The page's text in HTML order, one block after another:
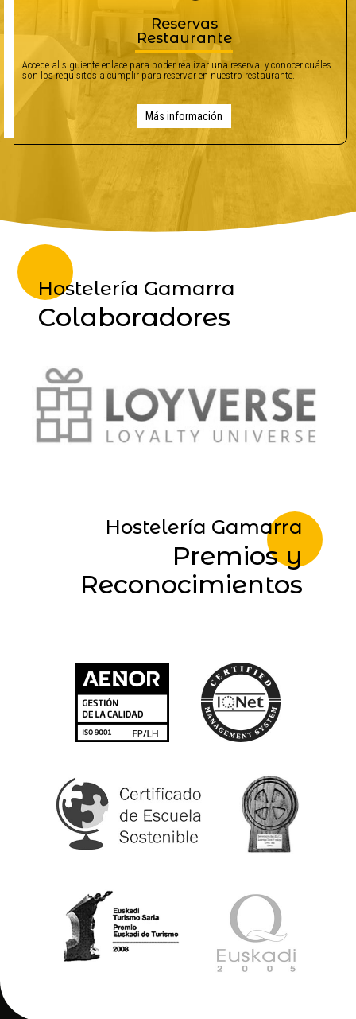
Reservas
Restaurante
Accede al siguiente enlace para poder realizar una reserva y conocer cuáles
son los requisitos a cumplir para reservar en nuestro restaurante.
Más información
Hostelería Gamarra
Colaboradores
Hostelería Gamarra
Premios y
Reconocimientos